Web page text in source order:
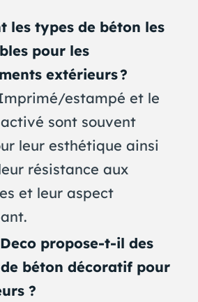
les types de béton les
pour les
extérieurs ?
estampé et le
sont souvent
leur esthétique ainsi
résistance aux
et leur aspect
propose-t-il des
béton décoratif pour
?